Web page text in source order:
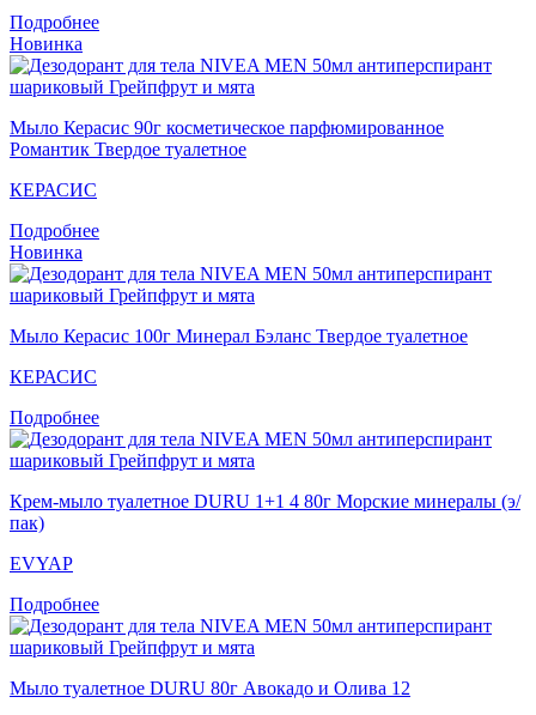
Подробнее
Новинка
Мыло Кераcис 90г косметическое парфюмированное
Романтик Твердое туалетное
КЕРАСИС
Подробнее
Новинка
Мыло Керасис 100г Минерал Бэланс Твердое туалетное
КЕРАСИС
Подробнее
Крем-мыло туалетное DURU 1+1 4 80г Морские минералы (э/
пак)
EVYAP
Подробнее
Мыло туалетное DURU 80г Авокадо и Олива 12